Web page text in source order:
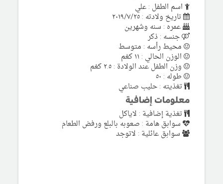
اسم الطفل : علي
تاريخ ولادته : ٢٠١٩/٧/٢٥
عمره : سنه وشهرین
جنسه : ذكر
محيط رأسه : متوسط
الوزن الحالي : ۱۱ کغم
وزن الطفل عند الولادة : ٢.٥ كغم
طوله : ٥٠
تغذيته : حليب صناعي
معلومات إضافية
تغذية إضافية : لاياكل
سوابق هامة : صعوبه بالبلع ورفض الطعام
سوابق عائلية : لاتوجد